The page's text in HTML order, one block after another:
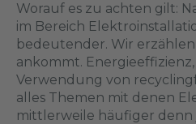
Worauf es zu achten gilt:
im Bereich
bedeutender. Wir
ankommt.
Verwendung von
alles Themen mit denen
mittlerweile häufiger